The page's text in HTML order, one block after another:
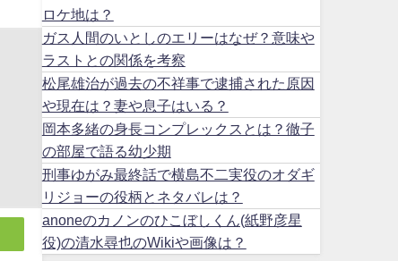
ロケ地は？
ガス人間のいとしのエリーはなぜ？意味や
ラストとの関係を考察
松尾雄治が過去の不祥事で逮捕された原因
や現在は？妻や息子はいる？
岡本多緒の身長コンプレックスとは？徹子
の部屋で語る幼少期
刑事ゆがみ最終話で横島不二実役のオダギ
リジョーの役柄とネタバレは？
anoneのカノンのひこぼしくん(紙野彦星
役)の清水尋也のWikiや画像は？